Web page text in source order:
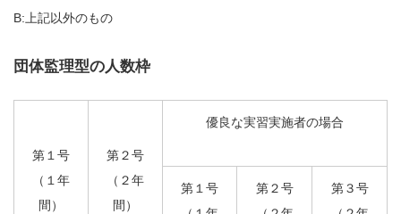
B:上記以外のもの
団体監理型の人数枠
第１号
（１年
間）
第２号
（２年
間）
優良な実習実施者の場合
第１号
第２号
第３号